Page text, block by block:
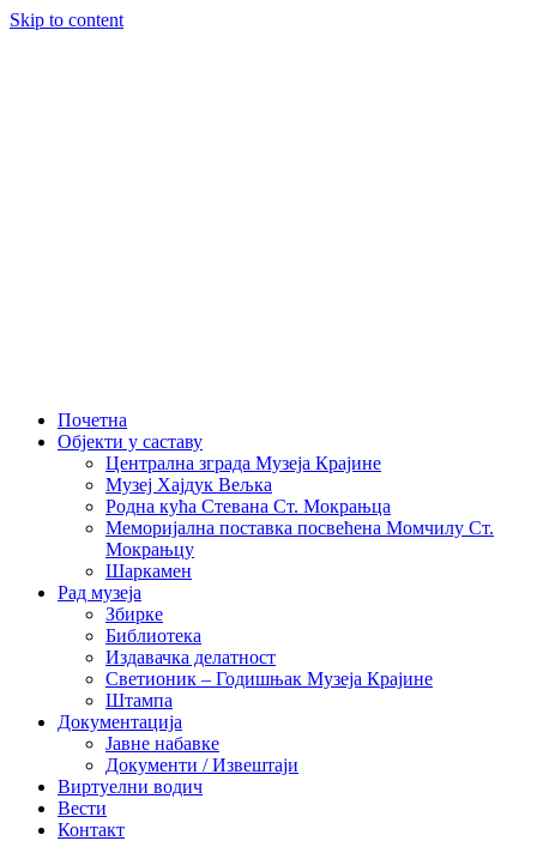
Skip to content
Почетна
Објекти у саставу
Централна зграда Музеја Крајине
Музеј Хајдук Вељка
Родна кућа Стевана Ст. Мокрањца
Меморијална поставка посвећена Момчилу Ст.
Мокрањцу
Шаркамен
Рад музеја
Збирке
Библиотека
Издавачка делатност
Светионик – Годишњак Музеја Крајине
Штампа
Документација
Јавне набавке
Документи / Извештаји
Виртуелни водич
Вести
Контакт